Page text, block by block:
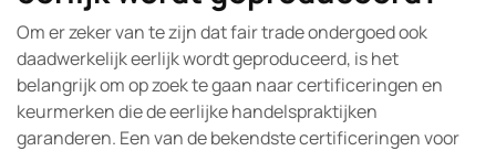
Om er zeker van te zijn dat fair trade ondergoed ook
daadwerkelijk eerlijk wordt geproduceerd, is het
belangrijk om op zoek te gaan naar certificeringen en
keurmerken die de eerlijke handelspraktijken
garanderen. Een van de bekendste certificeringen voor